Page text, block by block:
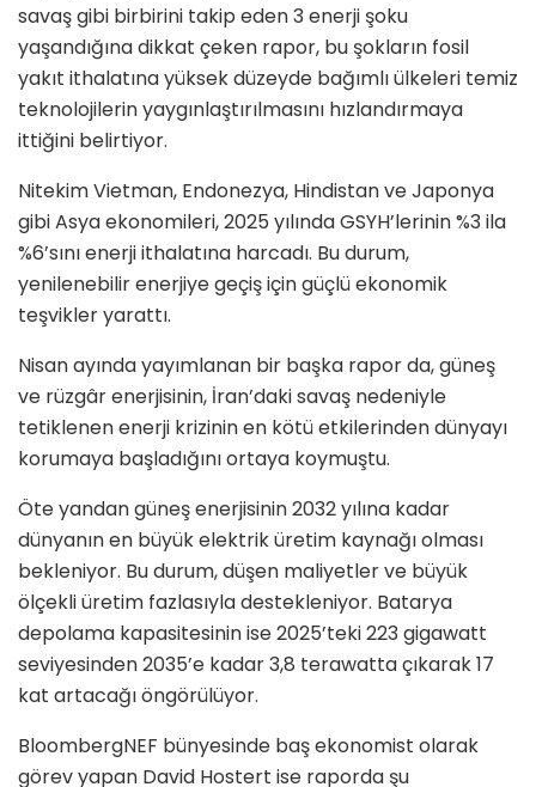
savaş gibi birbirini takip eden 3 enerji şoku
yaşandığına dikkat çeken rapor, bu şokların fosil
yakıt ithalatına yüksek düzeyde bağımlı ülkeleri temiz
teknolojilerin yaygınlaştırılmasını hızlandırmaya
ittiğini belirtiyor.
Nitekim Vietman, Endonezya, Hindistan ve Japonya
gibi Asya ekonomileri, 2025 yılında GSYH’lerinin %3 ila
%6’sını enerji ithalatına harcadı. Bu durum,
yenilenebilir enerjiye geçiş için güçlü ekonomik
teşvikler yarattı.
Nisan ayında yayımlanan bir başka rapor da, güneş
ve rüzgâr enerjisinin, İran’daki savaş nedeniyle
tetiklenen enerji krizinin en kötü etkilerinden dünyayı
korumaya başladığını ortaya koymuştu.
Öte yandan güneş enerjisinin 2032 yılına kadar
dünyanın en büyük elektrik üretim kaynağı olması
bekleniyor. Bu durum, düşen maliyetler ve büyük
ölçekli üretim fazlasıyla destekleniyor. Batarya
depolama kapasitesinin ise 2025’teki 223 gigawatt
seviyesinden 2035’e kadar 3,8 terawatta çıkarak 17
kat artacağı öngörülüyor.
BloombergNEF bünyesinde baş ekonomist olarak
görev yapan David Hostert ise raporda şu